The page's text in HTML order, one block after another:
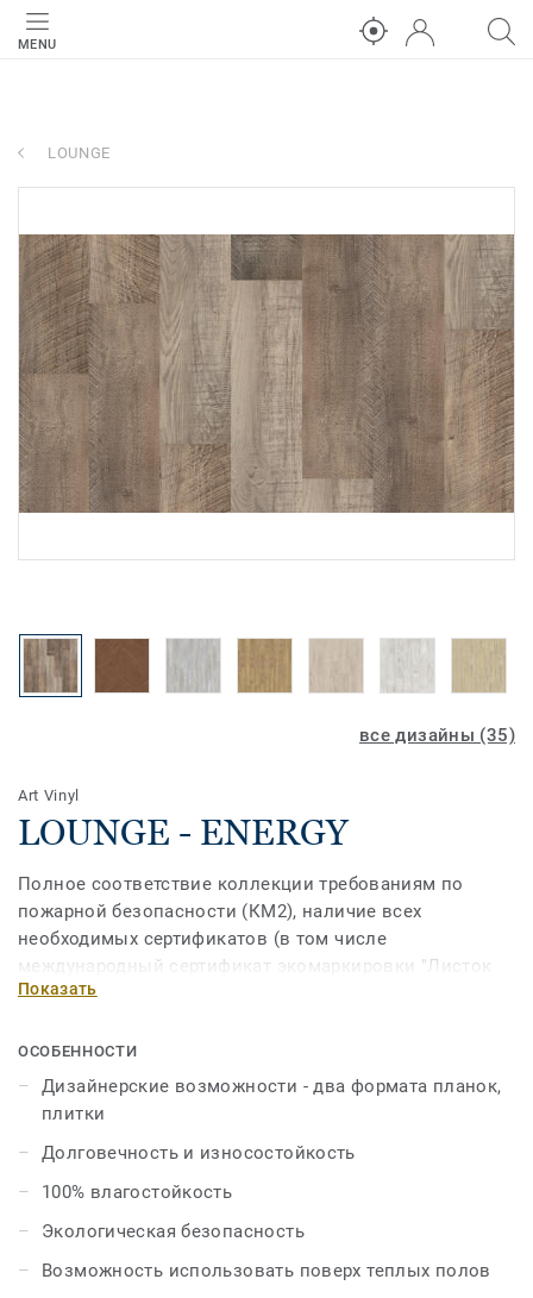
MENU
LOUNGE
все дизайны (35)
Art Vinyl
LOUNGE - ENERGY
Полное соответствие коллекции требованиям по
пожарной безопасности (КМ2), наличие всех
необходимых сертификатов (в том числе
международный сертификат экомаркировки "Листок
жизни), а также высокая плотность и
значительно расширяют зоны применения этого
материала. А фаска с 4-х сторон не просто зрительно
увеличивает пространство, а создает полное
Образовательные учреждения, офисы, бутики,
рестораны, магазины выгодно подчеркнут свою
широкому ассортименту цветов и фактур LOUNGE.
Коллекция создана специально для тех, кто любит
Показать
ОСОБЕННОСТИ
Дизайнерские возможности - два формата планок,
плитки
Долговечность и износостойкость
100% влагостойкость
Экологическая безопасность
Возможность использовать поверх теплых полов